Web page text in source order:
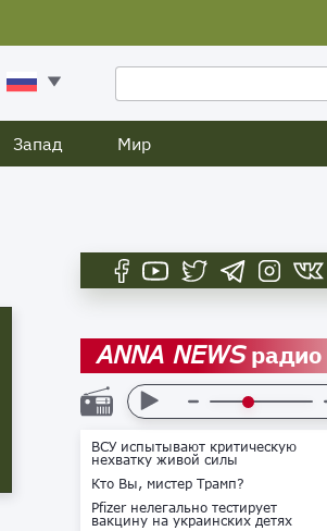
Запад Мир
ANNA NEWSрадио
ВСУ испытывают критическую
нехватку живой силы
Кто Вы, мистер Трамп?
Pfizer нелегально тестирует
вакцину на украинских детях